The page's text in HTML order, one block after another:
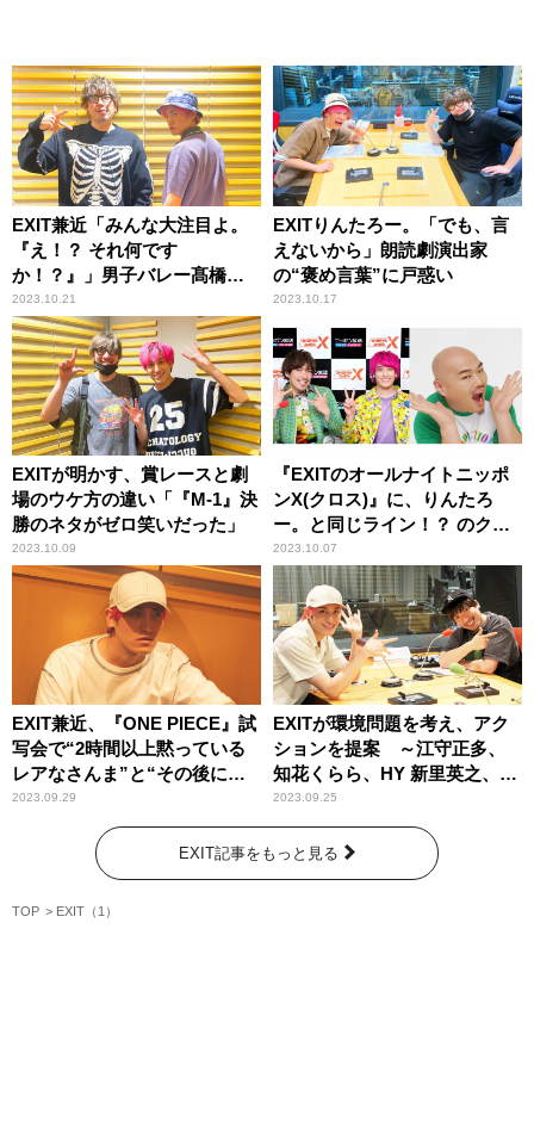
EXIT兼近「みんな大注目よ。
『え！？ それ何です
か！？』」男子バレー髙橋藍
の祝賀会での川合俊一に爆笑
2023.10.21
EXITりんたろー。「でも、言
えないから」朗読劇演出家
の“褒め言葉”に戸惑い
2023.10.17
EXITが明かす、賞レースと劇
場のウケ方の違い「『M-1』決
勝のネタがゼロ笑いだった」
2023.10.09
『EXITのオールナイトニッポ
ンX(クロス)』に、りんたろ
ー。と同じライン！？ のクロ
ちゃん登場！
2023.10.07
EXIT兼近、『ONE PIECE』試
写会で“2時間以上黙っている
レアなさんま”と“その後に出
た一言”に感動
2023.09.29
EXITが環境問題を考え、アク
ションを提案 ～江守正多、
知花くらら、HY 新里英之、コ
コリコ 田中直樹とともに
2023.09.25
EXIT記事をもっと見る
TOP EXIT（1）